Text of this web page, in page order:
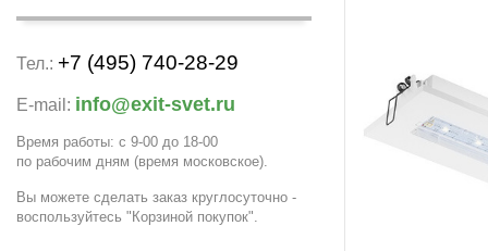
Тел.: +7 (495) 740-28-29
E-mail: info@exit-svet.ru
Время работы: с 9-00 до 18-00
по рабочим дням (время московское).
Вы можете сделать заказ круглосуточно -
воспользуйтесь "Корзиной покупок".